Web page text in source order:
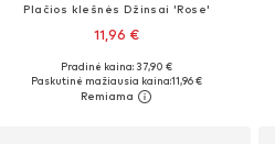
Plačios klešnės Džinsai 'Rose'
11,96 €
Yra daugybė dydžių
Į krepšelį
Pradinė kaina: 37,90 €
Paskutinė mažiausia kaina:11,96 €